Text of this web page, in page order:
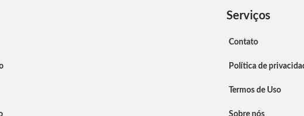
Serviços
Contato
Política de
Termos de Uso
Sobre nós